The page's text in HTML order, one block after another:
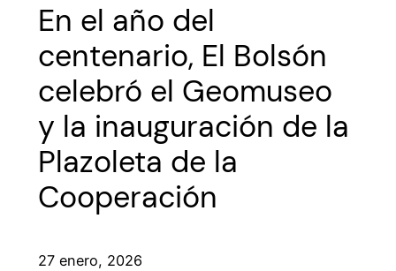
En el año del
centenario, El Bolsón
celebró el Geomuseo
y la inauguración de la
Plazoleta de la
Cooperación
27 enero, 2026